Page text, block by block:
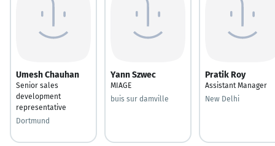
Umesh Chauhan
Senior sales
development
representative
Dortmund
Yann Szwec
MIAGE
buis sur damville
Pratik Roy
Assistant Manager
New Delhi